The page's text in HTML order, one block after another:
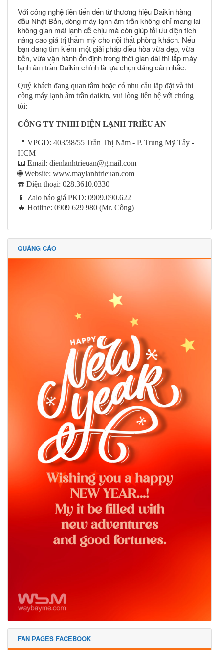
Với công nghệ tiên tiến đến từ thương hiệu Daikin hàng
đầu Nhật Bản, dòng máy lạnh âm trần không chỉ mang lại
không gian mát lạnh dễ chịu mà còn giúp tối ưu diện tích,
nâng cao giá trị thẩm mỹ cho nội thất phòng khách. Nếu
bạn đang tìm kiếm một giải pháp điều hòa vừa đẹp, vừa
bền, vừa vận hành ổn định trong thời gian dài thì lắp máy
lạnh âm trần Daikin chính là lựa chọn đáng cân nhắc.
Quý khách đang quan tâm hoặc có nhu cầu lắp đặt và thi
công máy lạnh âm trần daikin, vui lòng liên hệ với chúng
tôi:
CÔNG TY TNHH ĐIỆN LẠNH TRIỀU AN
📍 VPGD: 403/38/55 Trần Thị Năm - P. Trung Mỹ Tây -
HCM
📧 Email: dienlanhtrieuan@gmail.com
🌐Website: www.maylanhtrieuan.com
☎ ️ Điện thoại: 028.3610.0330
📱
Zalo báo giá PKD: 0909.090.622
🔥 Hotline: 0909 629 980 (Mr. Công)
QUẢNG CÁO
FAN PAGES FACEBOOK